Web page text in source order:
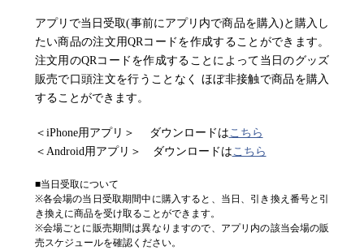
アプリで当日受取(事前にアプリ内で商品を購入)と購入し
たい商品の注文用QRコードを作成することができます。
注文用のQRコードを作成することによって当日のグッズ
販売で口頭注文を行うことなく ほぼ非接触で商品を購入
することができます。
＜iPhone用アプリ＞ ダウンロードはこちら
＜Android用アプリ＞ ダウンロードはこちら
■当日受取について
※各会場の当日受取期間中に購入すると、当日、引き換え番号と引
き換えに商品を受け取ることができます。
※会場ごとに販売期間は異なりますので、アプリ内の該当会場の販
売スケジュールを確認ください。